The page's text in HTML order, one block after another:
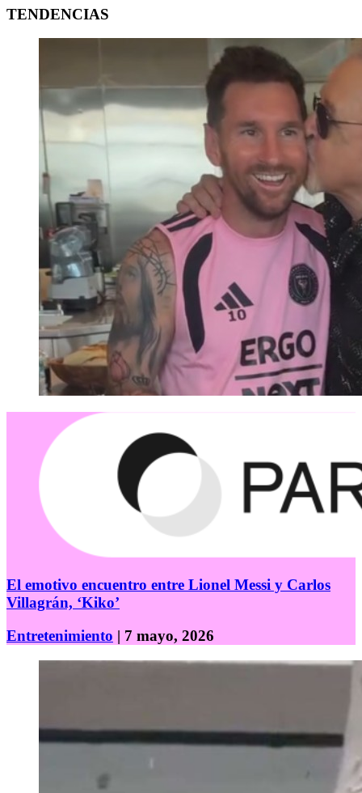
TENDENCIAS
El emotivo encuentro entre Lionel Messi y Carlos
Villagrán, ‘Kiko’
Entretenimiento | 7 mayo, 2026